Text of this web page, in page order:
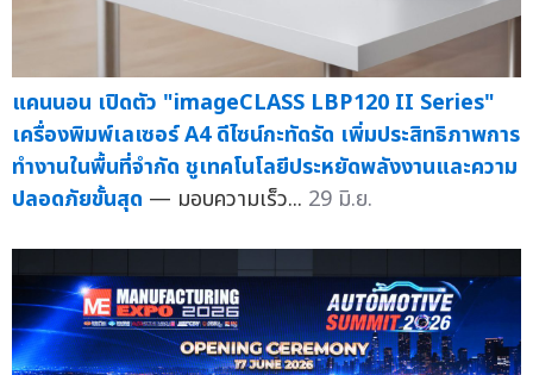
แคนนอน เปิดตัว "imageCLASS LBP120 II Series"
เครื่องพิมพ์เลเซอร์ A4 ดีไซน์กะทัดรัด เพิ่มประสิทธิภาพการ
ทำงานในพื้นที่จำกัด ชูเทคโนโลยีประหยัดพลังงานและความ
ปลอดภัยขั้นสุด — มอบความเร็ว... 29 มิ.ย.